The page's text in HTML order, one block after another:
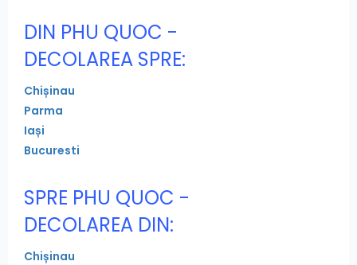
DIN PHU QUOC -
DECOLAREA SPRE:
Chișinau
Parma
Iași
Bucuresti
SPRE PHU QUOC -
DECOLAREA DIN:
Chișinau